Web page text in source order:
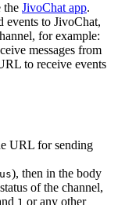
the JivoChat app.
events to JivoChat,
for example:
messages from
to receive events
URL for sending
), then in the body
of the channel,
1 or any other